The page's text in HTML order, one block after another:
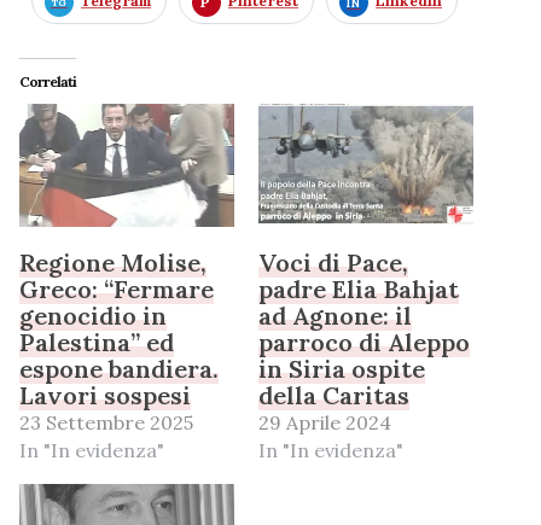
Correlati
Regione Molise,
Greco: “Fermare
genocidio in
Palestina” ed
espone bandiera.
Lavori sospesi
23 Settembre 2025
In "In evidenza"
Voci di Pace,
padre Elia Bahjat
ad Agnone: il
parroco di Aleppo
in Siria ospite
della Caritas
29 Aprile 2024
In "In evidenza"